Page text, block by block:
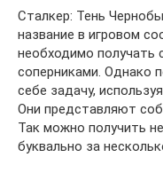
Сталкер: Тень
название в игровом
необходимо получать
соперниками. Однако
себе задачу,
Они представляют
Так можно получить
буквально за